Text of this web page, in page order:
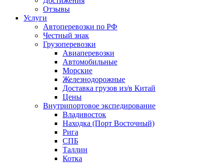
Отзывы
Услуги
Автоперевозки по РФ
Честный знак
Грузоперевозки
Авиаперевозки
Автомобильные
Морские
Железнодорожные
Доставка грузов из/в Китай
Цены
Внутрипортовое экспедирование
Владивосток
Находка (Порт Восточный)
Рига
СПБ
Таллин
Котка